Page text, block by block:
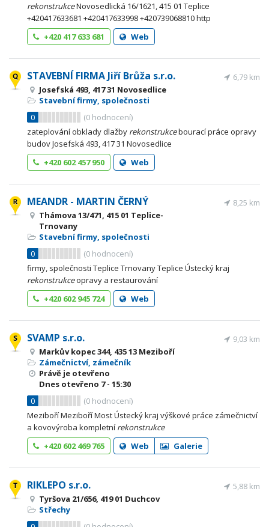
rekonstrukceNovosedlická 16/1621, 415 01 Teplice
+420417633681 +420417633998 +420739068810 http
+420 417 633 681
Web
STAVEBNÍ FIRMA Jiří Brůža s.r.o.
Josefská 493, 417 31 Novosedlice
Stavební firmy, společnosti
0
(0 hodnocení)
6,79 km
zateplování obklady dlažby rekonstrukcebourací práce opravy
budov Josefská 493, 417 31 Novosedlice
+420 602 457 950
Web
MEANDR - MARTIN ČERNÝ
Thámova 13/471, 415 01 Teplice-
Trnovany
Stavební firmy, společnosti
0
(0 hodnocení)
8,25 km
firmy, společnosti Teplice Trnovany Teplice Ústecký kraj
rekonstrukceopravy a restaurování
+420 602 945 724
Web
SVAMP s.r.o.
Markův kopec 344, 435 13 Meziboří
Zámečnictví, zámečník
Právě je otevřeno
Dnes otevřeno 7 - 15:30
0
(0 hodnocení)
9,03 km
Meziboří Meziboří Most Ústecký kraj výškové práce zámečnictví
a kovovýroba kompletní rekonstrukce
+420 602 469 765
Web Galerie
RIKLEPO s.r.o.
Tyršova 21/656, 419 01 Duchcov
Střechy
5,88 km